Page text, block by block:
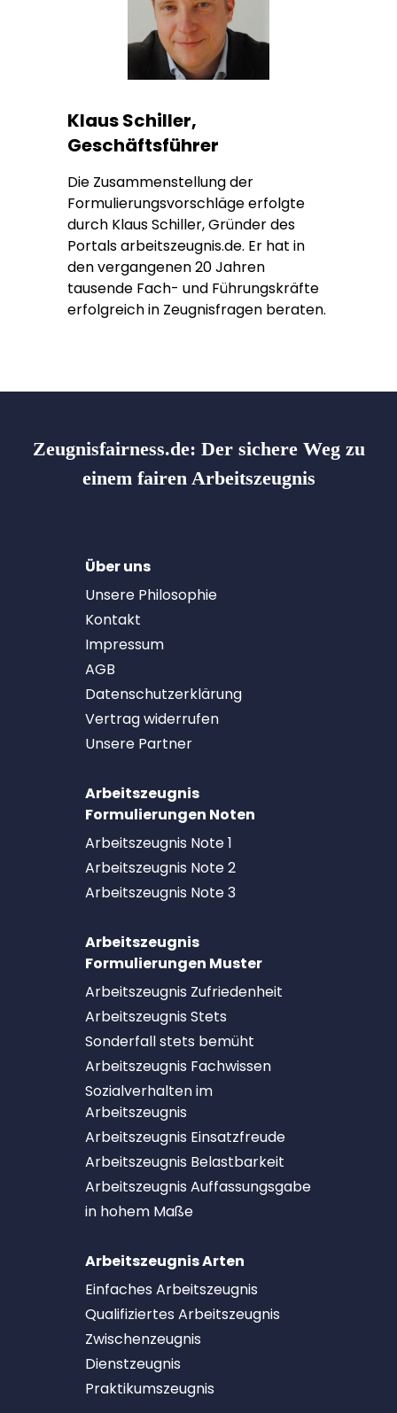
Klaus Schiller,
Geschäftsführer
Die Zusammenstellung der
Formulierungsvorschläge erfolgte
durch Klaus Schiller, Gründer des
Portals arbeitszeugnis.de. Er hat in
den vergangenen 20 Jahren
tausende Fach- und Führungskräfte
erfolgreich in Zeugnisfragen beraten.
Zeugnisfairness.de: Der sichere Weg zu
einem fairen Arbeitszeugnis
Über uns
Unsere Philosophie
Kontakt
Impressum
AGB
Datenschutzerklärung
Vertrag widerrufen
Unsere Partner
Arbeitszeugnis
Formulierungen Noten
Arbeitszeugnis Note 1
Arbeitszeugnis Note 2
Arbeitszeugnis Note 3
Arbeitszeugnis
Formulierungen Muster
Arbeitszeugnis Zufriedenheit
Arbeitszeugnis Stets
Sonderfall stets bemüht
Arbeitszeugnis Fachwissen
Sozialverhalten im
Arbeitszeugnis
Arbeitszeugnis Einsatzfreude
Arbeitszeugnis Belastbarkeit
Arbeitszeugnis Auffassungsgabe
in hohem Maße
Arbeitszeugnis Arten
Einfaches Arbeitszeugnis
Qualifiziertes Arbeitszeugnis
Zwischenzeugnis
Dienstzeugnis
Praktikumszeugnis